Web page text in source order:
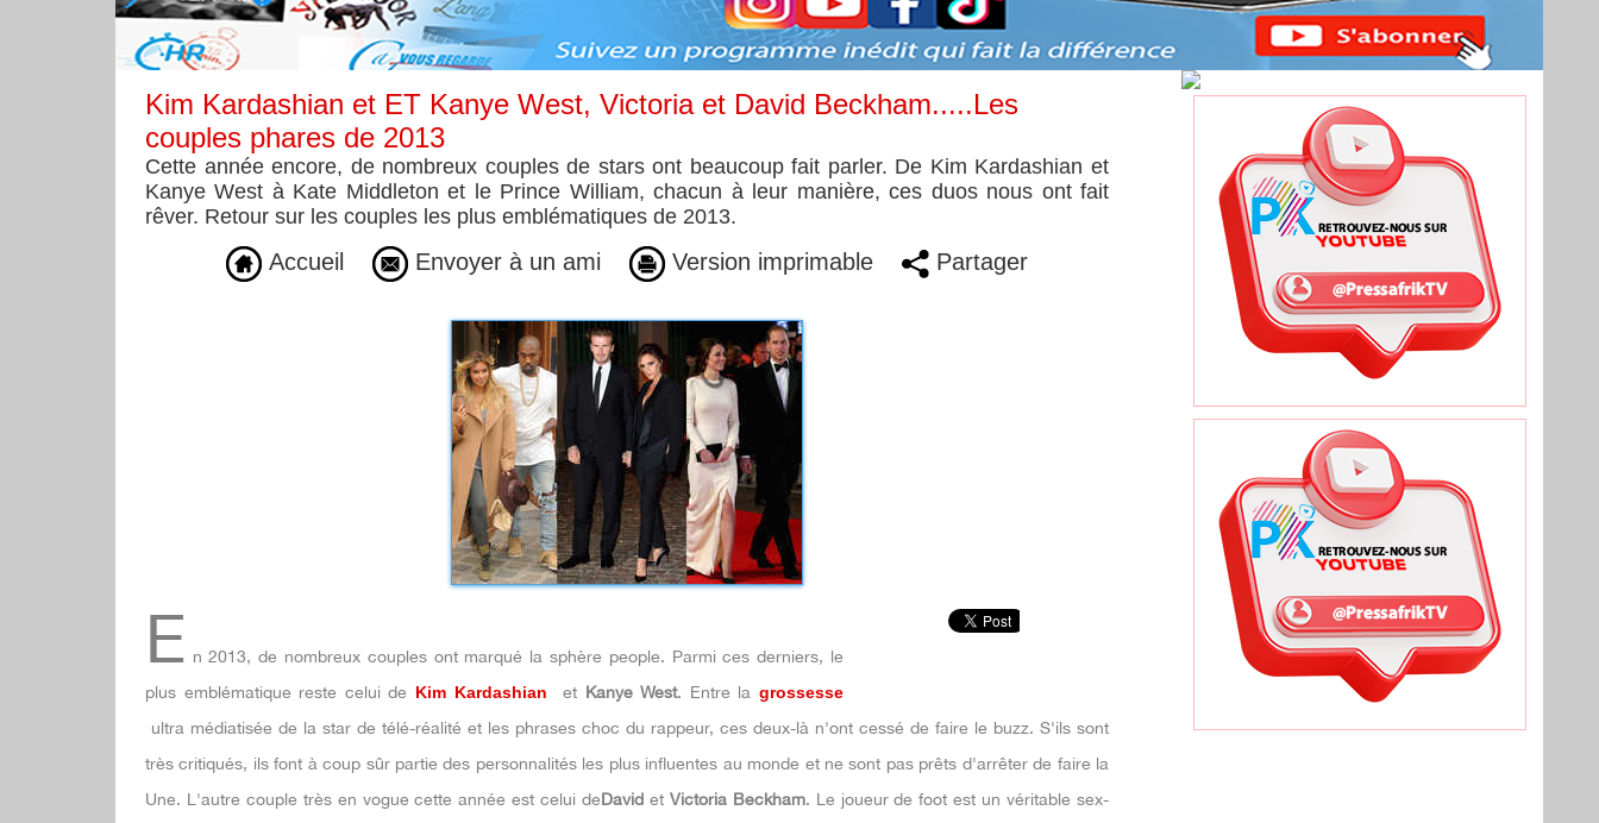
Kim Kardashian et ET Kanye West, Victoria et David Beckham.....Les
couples phares de 2013
Cette année encore, de nombreux couples de stars ont beaucoup fait parler. De Kim Kardashian et
Kanye West à Kate Middleton et le Prince William, chacun à leur manière, ces duos nous ont fait
rêver. Retour sur les couples les plus emblématiques de 2013.
Accueil Envoyer à un ami Version imprimable Partager
E n 2013, de nombreux couples ont marqué la sphère people. Parmi ces derniers, le
plus emblématique reste celui de Kim Kardashian et Kanye West. Entre lagrossesse
ultra médiatisée de la star de télé-réalité et les phrases choc du rappeur, ces deux-là n'ont cessé de faire le buzz. S'ils sont
très critiqués, ils font à coup sûr partie des personnalités les plus influentes au monde et ne sont pas prêts d'arrêter de faire la
Une. L'autre couple très en vogue cette année est celui deDavid et Victoria Beckham. Le joueur de foot est un véritable sex-